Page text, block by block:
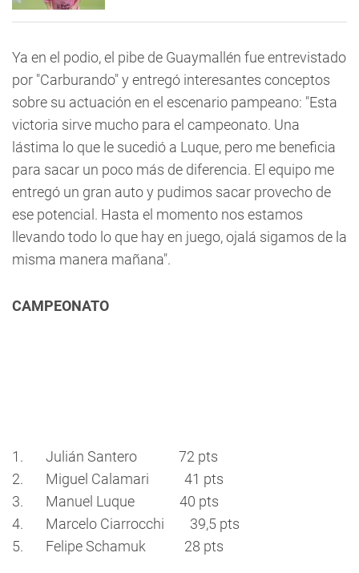
Ya en el podio, el pibe de Guaymallén fue entrevistado
por "Carburando" y entregó interesantes conceptos
sobre su actuación en el escenario pampeano: "Esta
victoria sirve mucho para el campeonato. Una
lástima lo que le sucedió a Luque, pero me beneficia
para sacar un poco más de diferencia. El equipo me
entregó un gran auto y pudimos sacar provecho de
ese potencial. Hasta el momento nos estamos
llevando todo lo que hay en juego, ojalá sigamos de la
misma manera mañana".
CAMPEONATO
1. Julián Santero 72 pts
2. Miguel Calamari 41 pts
3. Manuel Luque 40 pts
4. Marcelo Ciarrocchi 39,5 pts
5. Felipe Schamuk 28 pts